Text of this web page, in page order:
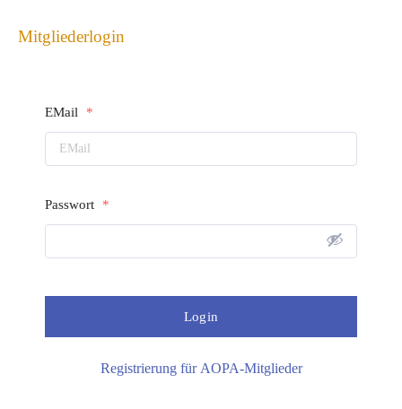
Mitgliederlogin
EMail *
Passwort *
Registrierung für AOPA-Mitglieder